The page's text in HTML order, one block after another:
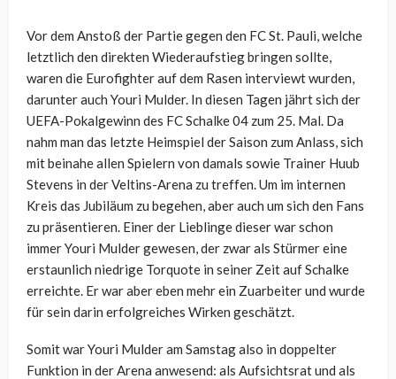
Vor dem Anstoß der Partie gegen den FC St. Pauli, welche
letztlich den direkten Wiederaufstieg bringen sollte,
waren die Eurofighter auf dem Rasen interviewt wurden,
darunter auch Youri Mulder. In diesen Tagen jährt sich der
UEFA-Pokalgewinn des FC Schalke 04 zum 25. Mal. Da
nahm man das letzte Heimspiel der Saison zum Anlass, sich
mit beinahe allen Spielern von damals sowie Trainer Huub
Stevens in der Veltins-Arena zu treffen. Um im internen
Kreis das Jubiläum zu begehen, aber auch um sich den Fans
zu präsentieren. Einer der Lieblinge dieser war schon
immer Youri Mulder gewesen, der zwar als Stürmer eine
erstaunlich niedrige Torquote in seiner Zeit auf Schalke
erreichte. Er war aber eben mehr ein Zuarbeiter und wurde
für sein darin erfolgreiches Wirken geschätzt.
Somit war Youri Mulder am Samstag also in doppelter
Funktion in der Arena anwesend: als Aufsichtsrat und als